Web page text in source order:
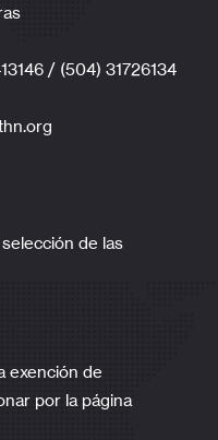
/ (504) 31726134
de las
exención de
por la página